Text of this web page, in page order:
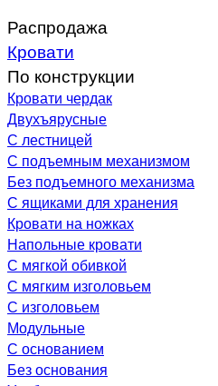
Распродажа
Кровати
По конструкции
Кровати чердак
Двухъярусные
С лестницей
С подъемным механизмом
Без подъемного механизма
С ящиками для хранения
Кровати на ножках
Напольные кровати
С мягкой обивкой
С мягким изголовьем
С изголовьем
Модульные
С основанием
Без основания